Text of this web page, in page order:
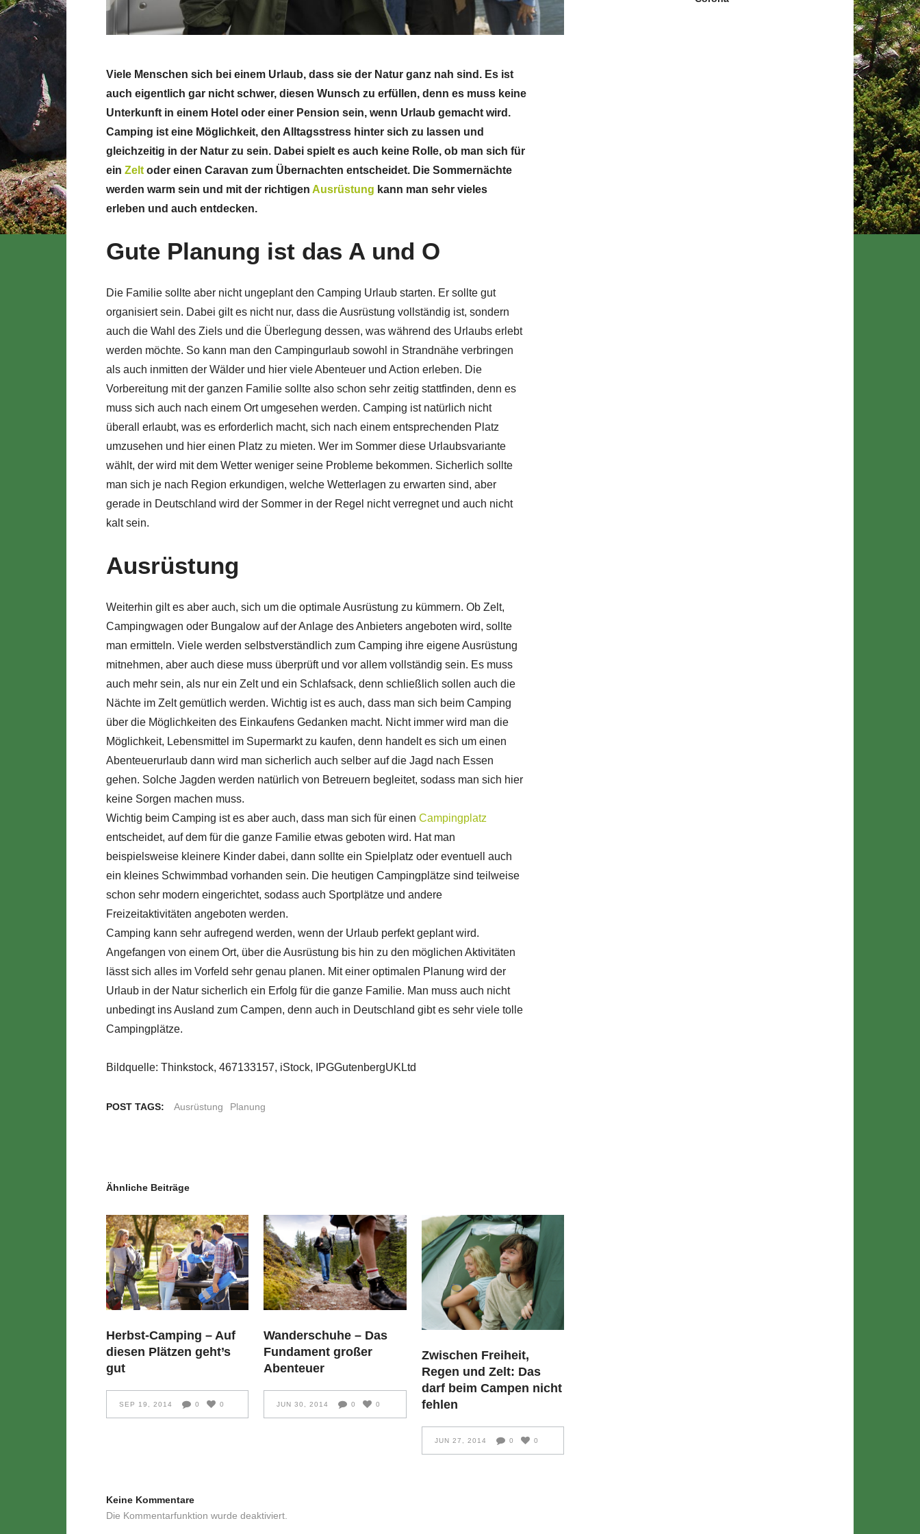
Viele Menschen sich bei einem Urlaub, dass sie der Natur ganz nah sind. Es ist
auch eigentlich gar nicht schwer, diesen Wunsch zu erfüllen, denn es muss keine
Unterkunft in einem Hotel oder einer Pension sein, wenn Urlaub gemacht wird.
Camping ist eine Möglichkeit, den Alltagsstress hinter sich zu lassen und
gleichzeitig in der Natur zu sein. Dabei spielt es auch keine Rolle, ob man sich für
ein Zeltoder einen Caravan zum Übernachten entscheidet. Die Sommernächte
werden warm sein und mit der richtigen Ausrüstung kann man sehr vieles
erleben und auch entdecken.
Gute Planung ist das A und O
Die Familie sollte aber nicht ungeplant den Camping Urlaub starten. Er sollte gut
organisiert sein. Dabei gilt es nicht nur, dass die Ausrüstung vollständig ist, sondern
auch die Wahl des Ziels und die Überlegung dessen, was während des Urlaubs erlebt
werden möchte. So kann man den Campingurlaub sowohl in Strandnähe verbringen
als auch inmitten der Wälder und hier viele Abenteuer und Action erleben. Die
Vorbereitung mit der ganzen Familie sollte also schon sehr zeitig stattfinden, denn es
muss sich auch nach einem Ort umgesehen werden. Camping ist natürlich nicht
überall erlaubt, was es erforderlich macht, sich nach einem entsprechenden Platz
umzusehen und hier einen Platz zu mieten. Wer im Sommer diese Urlaubsvariante
wählt, der wird mit dem Wetter weniger seine Probleme bekommen. Sicherlich sollte
man sich je nach Region erkundigen, welche Wetterlagen zu erwarten sind, aber
gerade in Deutschland wird der Sommer in der Regel nicht verregnet und auch nicht
kalt sein.
Ausrüstung
Weiterhin gilt es aber auch, sich um die optimale Ausrüstung zu kümmern. Ob Zelt,
Campingwagen oder Bungalow auf der Anlage des Anbieters angeboten wird, sollte
man ermitteln. Viele werden selbstverständlich zum Camping ihre eigene Ausrüstung
mitnehmen, aber auch diese muss überprüft und vor allem vollständig sein. Es muss
auch mehr sein, als nur ein Zelt und ein Schlafsack, denn schließlich sollen auch die
Nächte im Zelt gemütlich werden. Wichtig ist es auch, dass man sich beim Camping
über die Möglichkeiten des Einkaufens Gedanken macht. Nicht immer wird man die
Möglichkeit, Lebensmittel im Supermarkt zu kaufen, denn handelt es sich um einen
Abenteuerurlaub dann wird man sicherlich auch selber auf die Jagd nach Essen
gehen. Solche Jagden werden natürlich von Betreuern begleitet, sodass man sich hier
keine Sorgen machen muss.
Wichtig beim Camping ist es aber auch, dass man sich für einen Campingplatz
entscheidet, auf dem für die ganze Familie etwas geboten wird. Hat man
beispielsweise kleinere Kinder dabei, dann sollte ein Spielplatz oder eventuell auch
ein kleines Schwimmbad vorhanden sein. Die heutigen Campingplätze sind teilweise
schon sehr modern eingerichtet, sodass auch Sportplätze und andere
Freizeitaktivitäten angeboten werden.
Camping kann sehr aufregend werden, wenn der Urlaub perfekt geplant wird.
Angefangen von einem Ort, über die Ausrüstung bis hin zu den möglichen Aktivitäten
lässt sich alles im Vorfeld sehr genau planen. Mit einer optimalen Planung wird der
Urlaub in der Natur sicherlich ein Erfolg für die ganze Familie. Man muss auch nicht
unbedingt ins Ausland zum Campen, denn auch in Deutschland gibt es sehr viele tolle
Campingplätze.
Bildquelle: Thinkstock, 467133157, iStock, IPGGutenbergUKLtd
POST TAGS: Ausrüstung Planung
Ähnliche Beiträge
Herbst-Camping – Auf
diesen Plätzen geht’s
gut
SEP 19, 2014 0 0
Wanderschuhe – Das
Fundament großer
Abenteuer
JUN 30, 2014 0 0
Zwischen Freiheit,
Regen und Zelt: Das
darf beim Campen nicht
fehlen
JUN 27, 2014 0 0
Keine Kommentare
Die Kommentarfunktion wurde deaktiviert.